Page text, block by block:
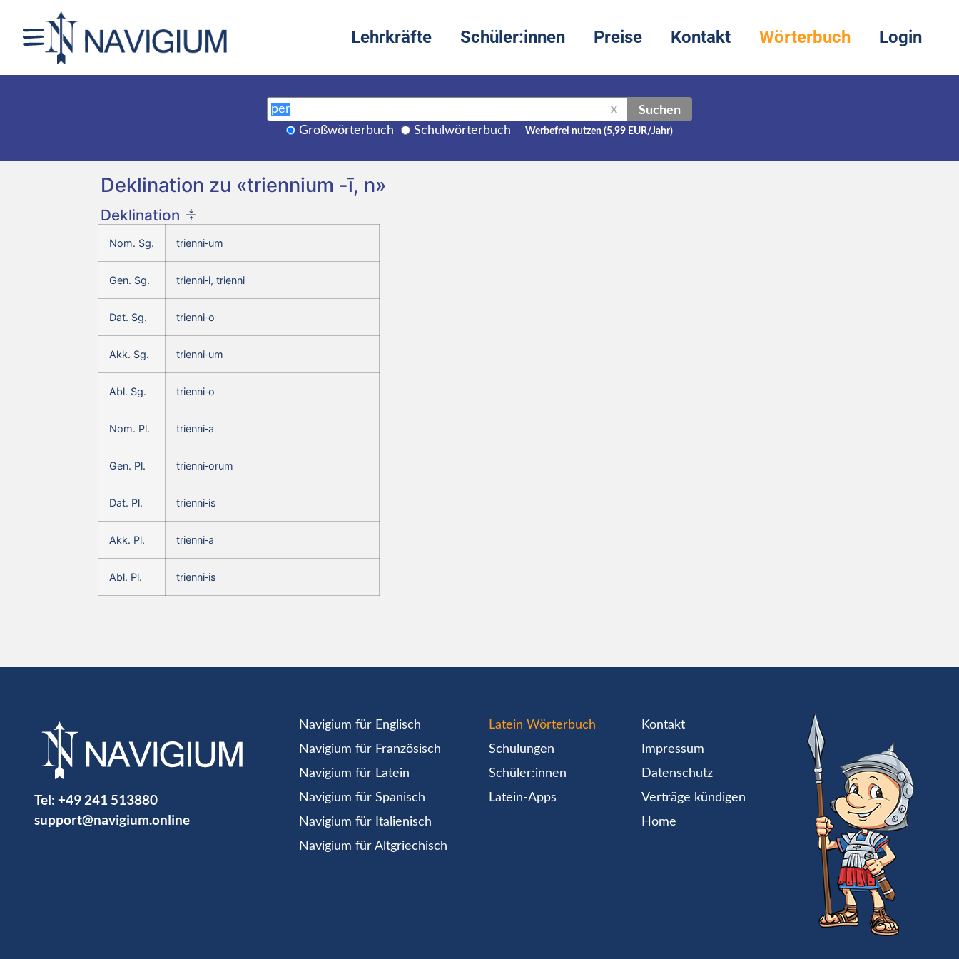
Lehrkräfte Schüler:innen Preise Kontakt Wörterbuch Login
X Suchen
Großwörterbuch Schulwörterbuch Werbefrei nutzen (5,99 EUR/Jahr)
Deklination zu «triennium -ī, n»
Deklination
Nom. Sg. trienni‑um
Gen. Sg. trienni‑i, trienni
Dat. Sg. trienni‑o
Akk. Sg. trienni‑um
Abl. Sg. trienni‑o
Nom. Pl. trienni‑a
Gen. Pl. trienni‑orum
Dat. Pl. trienni‑is
Akk. Pl. trienni‑a
Abl. Pl. trienni‑is
Tel: +49 241 513880
support@navigium.online
Navigium für Englisch
Navigium für Französisch
Navigium für Latein
Navigium für Spanisch
Navigium für Italienisch
Navigium für Altgriechisch
Latein Wörterbuch
Schulungen
Schüler:innen
Latein-Apps
Kontakt
Impressum
Datenschutz
Verträge kündigen
Home